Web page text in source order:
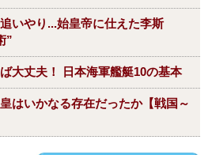
いやり...始皇帝に仕えた李斯
”
大丈夫！ 日本海軍艦艇10の基本
はいかなる存在だったか【戦国～